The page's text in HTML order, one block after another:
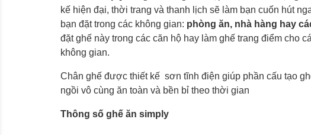
kế hiện đại, thời trang và thanh lịch sẽ làm bạn cuốn hút
bạn đặt trong các không gian: phòng ăn, nhà hàng hay
đặt ghế này trong các căn hộ hay làm ghế trang điểm cho
không gian.
Chân ghế được thiết kế sơn tĩnh điện giúp phần cấu tạo
ngồi vô cùng ăn toàn và bền bỉ theo thời gian
Thông số ghế ăn simply